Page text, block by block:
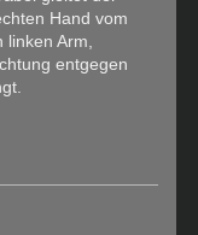
Hand vom
linken Arm,
entgegen